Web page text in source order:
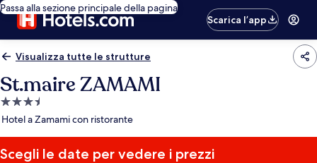
Passa alla sezione principale della pagina
Scarica l’app
Visualizza tutte le strutture
St.maire ZAMAMI
Struttura
a
stelle
Hotel a Zamami con ristorante
Scegli le date per vedere i prezzi